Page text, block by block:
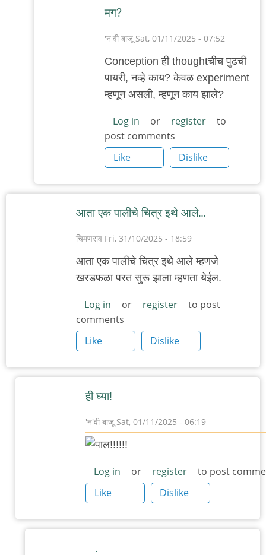
मग?
'न'वी बाजूSat, 01/11/2025 - 07:52
In
reply
श्रोडिंजरच्या
मांजरीची
by
anant_yaatree
Conception ही thoughtचीच पुढची
पायरी, नव्हे काय? केवळ experiment
म्हणून असली, म्हणून काय झाले?
Log in or register
to
post comments
Like
Dislike
आता एक पालीचे चित्र इथे आले…
चिमणराव Fri, 31/10/2025 - 18:59
आता एक पालीचे चित्र इथे आले म्हणजे
खरडफळा परत सुरू झाला म्हणता येईल.
Log in or register
to post
comments
Like
Dislike
ही घ्या!
'न'वी बाजूSat, 01/11/2025 - 06:19
In
आता
एक
पालीचे
Log in or register
to post
Like
Dislike
.